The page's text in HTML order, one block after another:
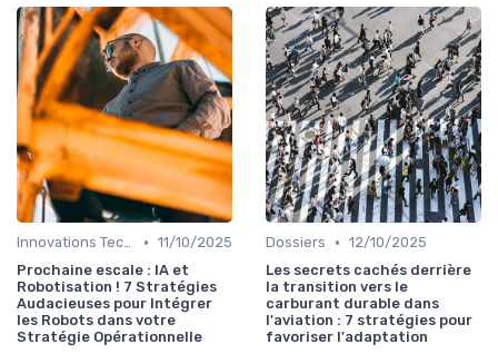
Innovations Technologiques • 11/10/2025
Prochaine escale : IA et
Robotisation ! 7 Stratégies
Audacieuses pour Intégrer
les Robots dans votre
Stratégie Opérationnelle
Dossiers • 12/10/2025
Les secrets cachés derrière
la transition vers le
carburant durable dans
l'aviation : 7 stratégies pour
favoriser l'adaptation